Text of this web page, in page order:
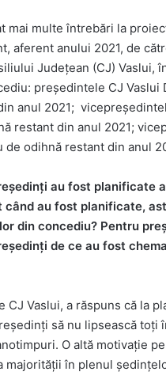
mai multe întrebări la
aferent anului 2021, de
Județean (CJ) Vaslui,
președintele CJ
anul 2021;
restant din anul 2021;
odihnă restant din anul
au fost planificate
au fost planificate,
din concediu? Pentru
de ce au fost
CJ Vaslui, a răspuns că la
să nu lipsească toți
O altă motivație
majorității în plenul